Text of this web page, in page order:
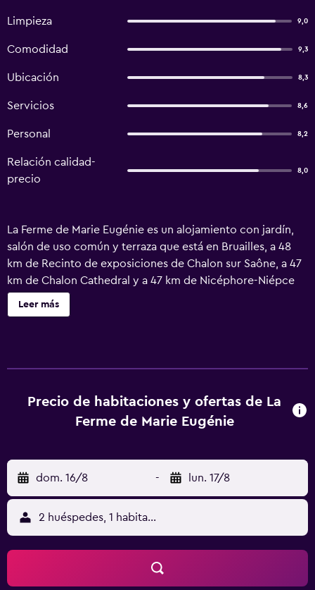
Limpieza 9,0
Comodidad 9,3
Ubicación 8,3
Servicios 8,6
Personal 8,2
Relación calidad-
precio
8,0
La Ferme de Marie Eugénie es un alojamiento con jardín,
salón de uso común y terraza que está en Bruailles, a 48
km de Recinto de exposiciones de Chalon sur Saône, a 47
km de Chalon Cathedral y a 47 km de Nicéphore-Niépce
Museum. Este alojamiento ofrece ping pong, parking
privado gratis, wifi gratis y acceso a un balcón. Le Colisée
Leer más
Precio de habitaciones y ofertas de La
Ferme de Marie Eugénie
dom. 16/8 - lun. 17/8
2 huéspedes, 1 habitación